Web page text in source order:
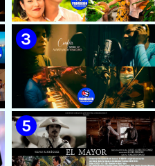
🟡 Susel Gómez (La China) ||
¨Oye Mi Leloley¨ || Director:
Onelio Jesús Larralde González
|| Música popular bailable
cubana || Videoclip || CUBA